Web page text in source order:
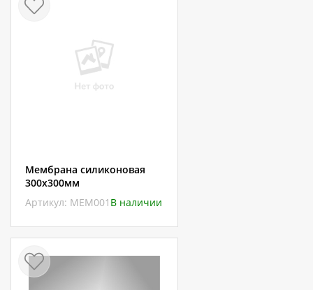
Мембрана силиконовая
300х300мм
Артикул: МЕМ001 В наличии